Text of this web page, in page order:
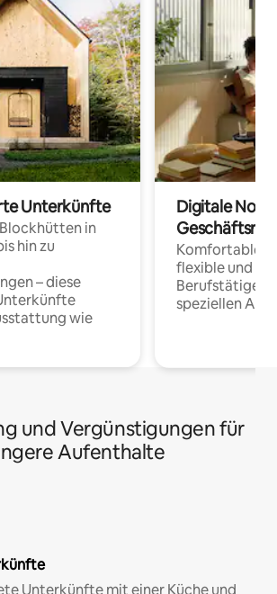
Unterkünfte
in
hin zu
– diese
wie
Digitale
Komfortable
flexible und
Berufstätige
speziellen
und Vergünstigungen für
Aufenthalte
Unterkünfte mit einer Küche und